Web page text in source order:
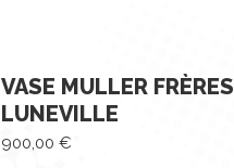
VASE MULLER FRÈRES
LUNEVILLE
900,00 €